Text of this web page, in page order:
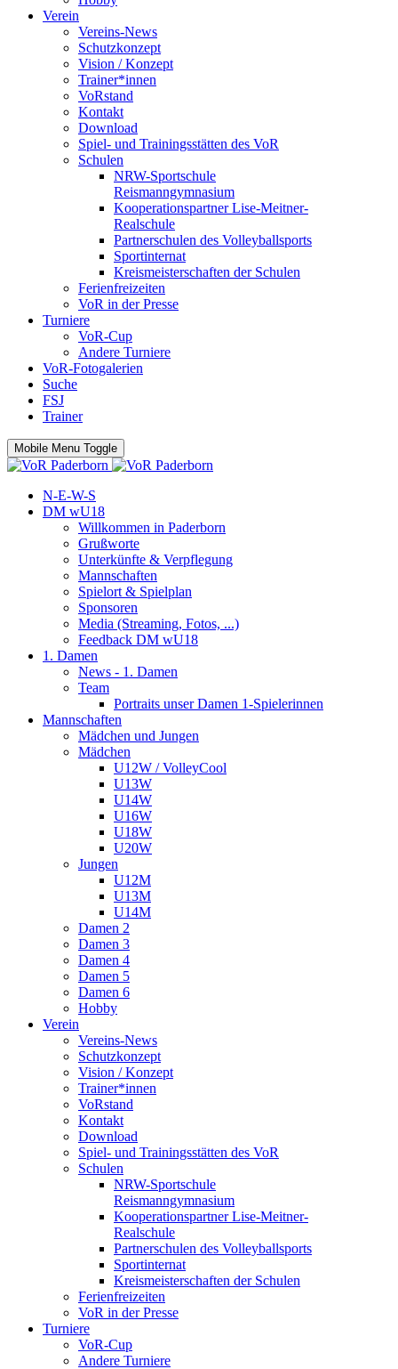
Verein
Vereins-News
Schutzkonzept
Vision / Konzept
Trainer*innen
VoRstand
Kontakt
Download
Spiel- und Trainingsstätten des VoR
Schulen
NRW-Sportschule
Reismanngymnasium
Kooperationspartner Lise-Meitner-
Realschule
Partnerschulen des Volleyballsports
Sportinternat
Kreismeisterschaften der Schulen
Ferienfreizeiten
VoR in der Presse
Turniere
VoR-Cup
Andere Turniere
VoR-Fotogalerien
Suche
FSJ
Trainer
Mobile Menu Toggle
N-E-W-S
DM wU18
Willkommen in Paderborn
Grußworte
Unterkünfte & Verpflegung
Mannschaften
Spielort & Spielplan
Sponsoren
Media (Streaming, Fotos, ...)
Feedback DM wU18
1. Damen
News - 1. Damen
Team
Portraits unser Damen 1-Spielerinnen
Mannschaften
Mädchen und Jungen
Mädchen
U12W / VolleyCool
U13W
U14W
U16W
U18W
U20W
Jungen
U12M
U13M
U14M
Damen 2
Damen 3
Damen 4
Damen 5
Damen 6
Hobby
Verein
Vereins-News
Schutzkonzept
Vision / Konzept
Trainer*innen
VoRstand
Kontakt
Download
Spiel- und Trainingsstätten des VoR
Schulen
NRW-Sportschule
Reismanngymnasium
Kooperationspartner Lise-Meitner-
Realschule
Partnerschulen des Volleyballsports
Sportinternat
Kreismeisterschaften der Schulen
Ferienfreizeiten
VoR in der Presse
Turniere
VoR-Cup
Andere Turniere